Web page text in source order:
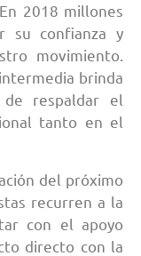
2018 millones
su confianza y
movimiento.
brinda
respaldar el
tanto en el
del próximo
recurren a la
con el apoyo
directo con la